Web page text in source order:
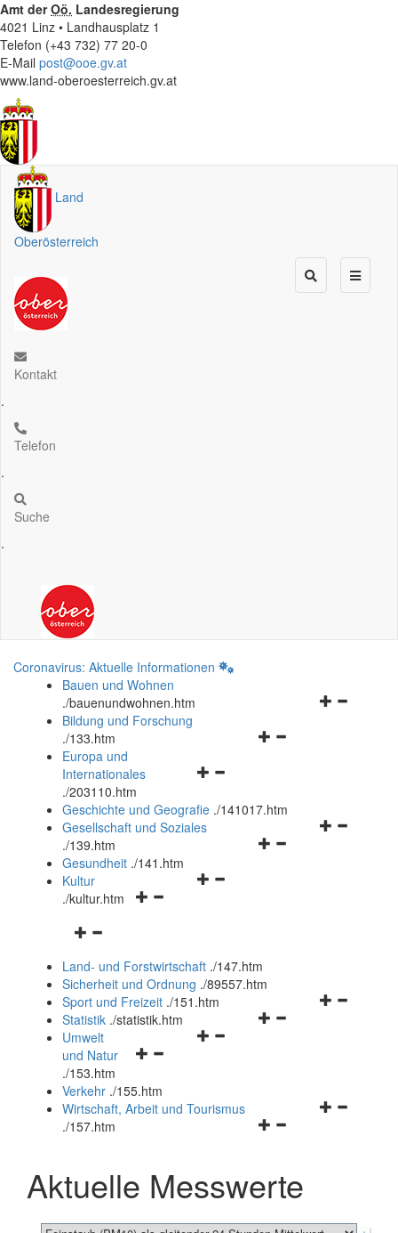
Amt derOö. Landesregierung
4021 Linz • Landhausplatz 1
Telefon (+43 732) 77 20-0
E-Mail post@ooe.gv.at
www.land-oberoesterreich.gv.at
Land
Oberösterreich
Kontakt
.
Telefon
.
Suche
.
Coronavirus: Aktuelle Informationen
Bauen und Wohnen
./bauenundwohnen.htm
Navigationsmenü
Bildung und Forschung
./133.htm
Navigationsmenü
und
schließen
Europa und
Internationales
./203110.htm
Geschichte und Geografie ./141017.htm
Navigationsmenü
Gesellschaft und Soziales
./139.htm
Navigationsmenü
Gesundheit ./141.htm
Navigationsmenü
Kultur
./kultur.htm
Navigationsmenü
und
schließen
Land- und Forstwirtschaft ./147.htm
Sicherheit und Ordnung ./89557.htm
Navigationsmenü
Sport und Freizeit ./151.htm
Navigationsmenü
Statistik ./statistik.htm
Navigationsmenü
und
schließen
Umwelt
und Natur
./153.htm
Verkehr ./155.htm
Navigationsmenü
schließen
Wirtschaft, Arbeit und Tourismus
./157.htm
Aktuelle Messwerte